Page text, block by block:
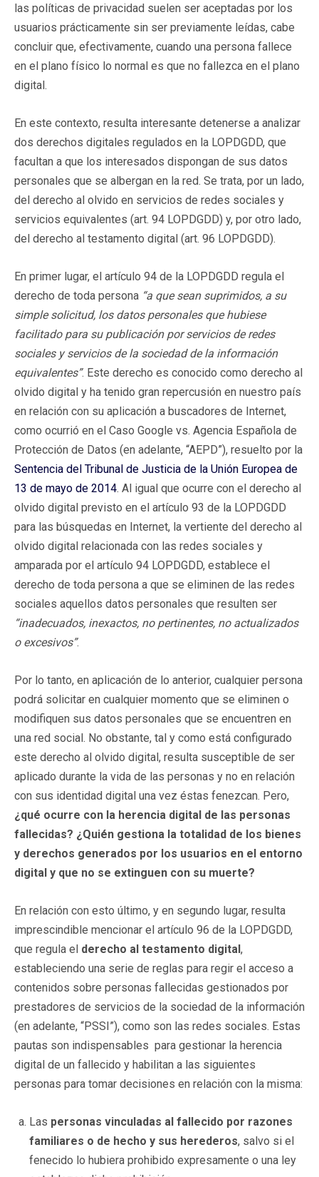
las políticas de privacidad suelen ser aceptadas por los
usuarios prácticamente sin ser previamente leídas, cabe
concluir que, efectivamente, cuando una persona fallece
en el plano físico lo normal es que no fallezca en el plano
digital.
En este contexto, resulta interesante detenerse a analizar
dos derechos digitales regulados en la LOPDGDD, que
facultan a que los interesados dispongan de sus datos
personales que se albergan en la red. Se trata, por un lado,
del derecho al olvido en servicios de redes sociales y
servicios equivalentes (art. 94 LOPDGDD) y, por otro lado,
del derecho al testamento digital (art. 96 LOPDGDD).
En primer lugar, el artículo 94 de la LOPDGDD regula el
derecho de toda persona “a que sean suprimidos, a su
simple solicitud, los datos personales que hubiese
facilitado para su publicación por servicios de redes
sociales y servicios de la sociedad de la información
equivalentes”. Este derecho es conocido como derecho al
olvido digital y ha tenido gran repercusión en nuestro país
en relación con su aplicación a buscadores de Internet,
como ocurrió en el Caso Google vs. Agencia Española de
Protección de Datos (en adelante, “AEPD”), resuelto por la
Sentencia del Tribunal de Justicia de la Unión Europea de
13 de mayo de 2014. Al igual que ocurre con el derecho al
olvido digital previsto en el artículo 93 de la LOPDGDD
para las búsquedas en Internet, la vertiente del derecho al
olvido digital relacionada con las redes sociales y
amparada por el artículo 94 LOPDGDD, establece el
derecho de toda persona a que se eliminen de las redes
sociales aquellos datos personales que resulten ser
“inadecuados, inexactos, no pertinentes, no actualizados
o excesivos”.
Por lo tanto, en aplicación de lo anterior, cualquier persona
podrá solicitar en cualquier momento que se eliminen o
modifiquen sus datos personales que se encuentren en
una red social. No obstante, tal y como está configurado
este derecho al olvido digital, resulta susceptible de ser
aplicado durante la vida de las personas y no en relación
con sus identidad digital una vez éstas fenezcan. Pero,
¿qué ocurre con la herencia digital de las personas
fallecidas? ¿Quién gestiona la totalidad de los bienes
y derechos generados por los usuarios en el entorno
digital y que no se extinguen con su muerte?
En relación con esto último, y en segundo lugar, resulta
imprescindible mencionar el artículo 96 de la LOPDGDD,
que regula el derecho al testamento digital,
estableciendo una serie de reglas para regir el acceso a
contenidos sobre personas fallecidas gestionados por
prestadores de servicios de la sociedad de la información
(en adelante, “PSSI”), como son las redes sociales. Estas
pautas son indispensables para gestionar la herencia
digital de un fallecido y habilitan a las siguientes
personas para tomar decisiones en relación con la misma:
Las personas vinculadas al fallecido por razones
familiares o de hecho y sus herederos, salvo si el
fenecido lo hubiera prohibido expresamente o una ley